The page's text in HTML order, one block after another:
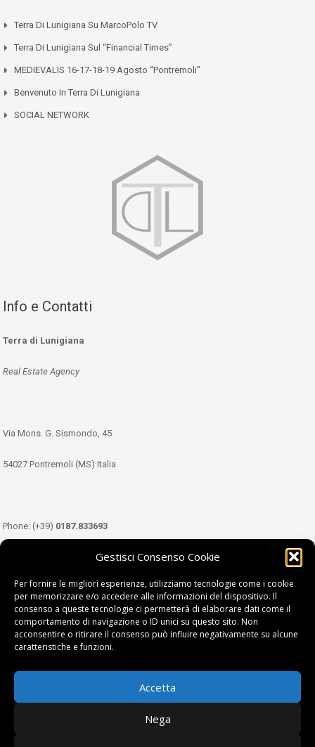
Gestisci Consenso Cookie
Per fornire le migliori esperienze, utilizziamo tecnologie come i cookie
per memorizzare e/o accedere alle informazioni del dispositivo. Il
consenso a queste tecnologie ci permetterà di elaborare dati come il
comportamento di navigazione o ID unici su questo sito. Non
acconsentire o ritirare il consenso può influire negativamente su alcune
caratteristiche e funzioni.
Accetta
Nega
Terra Di Lunigiana Su MarcoPolo TV
Terra Di Lunigiana Sul “Financial Times”
MEDIEVALIS 16-17-18-19 Agosto “Pontremoli”
Benvenuto In Terra Di Lunigiana
SOCIAL NETWORK
Info e Contatti
Terra di Lunigiana
Real Estate Agency
Via Mons. G. Sismondo, 45
54027 Pontremoli (MS) Italia
Phone: (+39) 0187.833693
349.3489333
Email:info@tdl.it
Terra di Lunigiana © di Filippi William - P.Iva 01374450458